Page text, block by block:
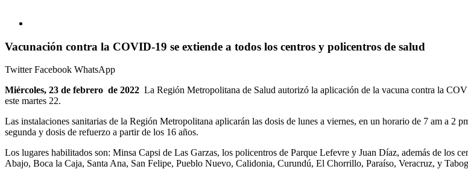
Vacunación contra la COVID-19 se extiende a todos los centros y policentros de salud
TwitterFacebook WhatsApp
Miércoles, 23 de febrero de 2022 La Región Metropolitana de Salud autorizó la aplicación de la vacuna contra la
este martes 22.
Las instalaciones sanitarias de la Región Metropolitana aplicarán las dosis de lunes a viernes, en un horario de 7 am a 2
segunda y dosis de refuerzo a partir de los 16 años.
Los lugares habilitados son: Minsa Capsi de Las Garzas, los policentros de Parque Lefevre y Juan Díaz, además de los
Abajo, Boca la Caja, Santa Ana, San Felipe, Pueblo Nuevo, Calidonia, Curundú, El Chorrillo, Paraíso, Veracruz, y